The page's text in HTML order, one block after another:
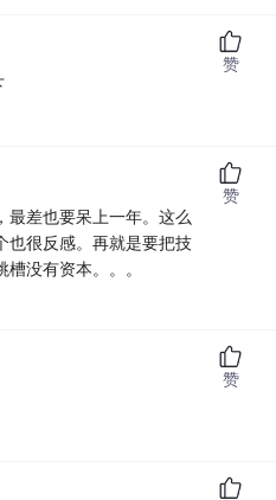
赞
最差也要呆上一年。这么
也很反感。再就是要把技
没有资本。。。
赞
赞